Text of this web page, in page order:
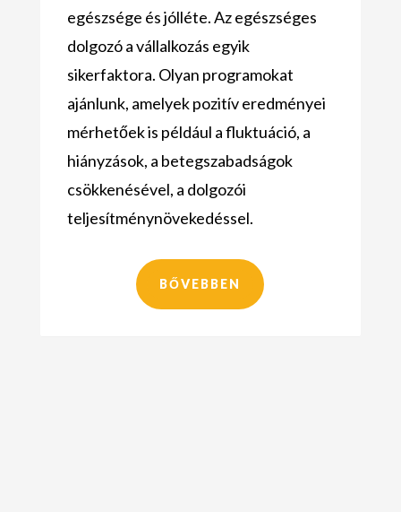
egészsége és jólléte. Az egészséges
dolgozó a vállalkozás egyik
sikerfaktora. Olyan programokat
ajánlunk, amelyek pozitív eredményei
mérhetőek is például a fluktuáció, a
hiányzások, a betegszabadságok
csökkenésével, a dolgozói
teljesítménynövekedéssel.
BŐVEBBEN